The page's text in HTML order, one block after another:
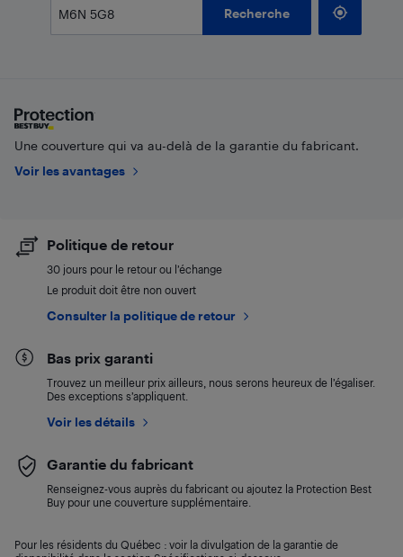
Recherche
Une couverture qui va au-delà de la garantie du fabricant.
Voir les avantages
Politique de retour
30 jours pour le retour ou l’échange
Le produit doit être non ouvert
Consulter la politique de retour
Bas prix garanti
Trouvez un meilleur prix ailleurs, nous serons heureux de l’égaliser.
Des exceptions s’appliquent.
Voir les détails
Garantie du fabricant
Renseignez-vous auprès du fabricant ou ajoutez la Protection Best
Buy pour une couverture supplémentaire.
Pour les résidents du Québec : voir la divulgation de la garantie de